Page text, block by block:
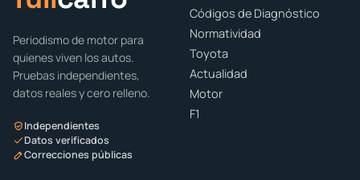
Periodismo de motor para
quienes viven los autos.
Pruebas independientes,
datos reales y cero relleno.
Independientes
Datos verificados
Correcciones públicas
Códigos de Diagnóstico
Normatividad
Toyota
Actualidad
Motor
F1